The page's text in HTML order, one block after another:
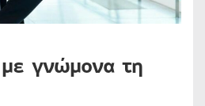
γνώμονα τη